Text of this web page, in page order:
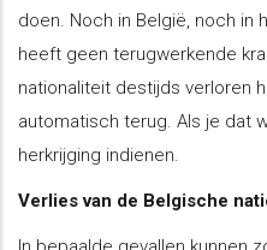
doen. Noch in België, noch in
heeft geen terugwerkende
nationaliteit destijds verloren
automatisch terug. Als je dat
herkrijging indienen.
Verlies van de Belgische